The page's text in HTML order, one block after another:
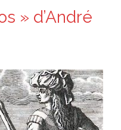
» d’André